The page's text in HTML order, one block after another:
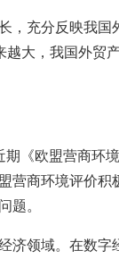
，充分反映我
大，我国外贸
《欧盟营商环
营商环境评价
题。
济领域。 在数字